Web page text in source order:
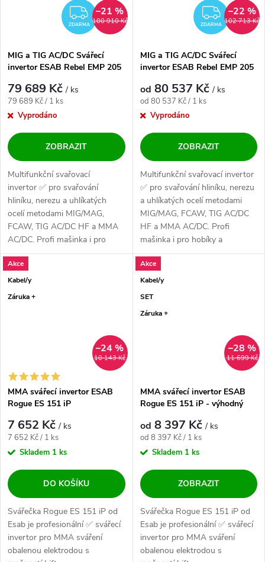
ZDARMA
ZDARMA 100 910 Kč
–21 %
MIG a TIG AC/DC Svářecí
invertor ESAB Rebel EMP 205
79 689 Kč/ ks
Měrná cena:
79 689 Kč / 1 ks
Vyprodáno
ZOBRAZIT
Multifunkční svařovací
invertor ✅ pro svařování
hliníku, nerezu a uhlíkatých
ocelí metodami MIG/MAG,
FCAW, TIG AC/DC HF a MMA
AC/DC. Profi mašinka i pro
hobíky a...
ZDARMA 102 713 Kč
–22 %
MIG a TIG AC/DC Svářecí
invertor ESAB Rebel EMP 205
od 80 537 Kč/ ks
Měrná cena:
od 80 537 Kč / 1 ks
Vyprodáno
ZOBRAZIT
Multifunkční svařovací invertor
✅ pro svařování hliníku, nerezu
a uhlíkatých ocelí metodami
MIG/MAG, FCAW, TIG AC/DC
HF a MMA AC/DC. Profi
mašinka i pro hobíky a
nadšence....
Akce
Kabel/y
Záruka +
10 143 Kč
–24 %
MMA svářecí invertor ESAB
Rogue ES 151 iP
7 652 Kč/ ks
Měrná cena:
7 652 Kč / 1 ks
Skladem 1 ks
DO KOŠÍKU
Svářečka Rogue ES 151 iP od
Esab je profesionální ✅ svářecí
invertor pro MMA sváření
obalenou elektrodou s
Akce
Kabel/y
SET
Záruka +
11 699 Kč
–28 %
MMA svářecí invertor ESAB
Rogue ES 151 iP - výhodný
od 8 397 Kč/ ks
Měrná cena:
od 8 397 Kč / 1 ks
Skladem 1 ks
ZOBRAZIT
Svářečka Rogue ES 151 iP od
Esab je profesionální ✅ svářecí
invertor pro MMA sváření
obalenou elektrodou s